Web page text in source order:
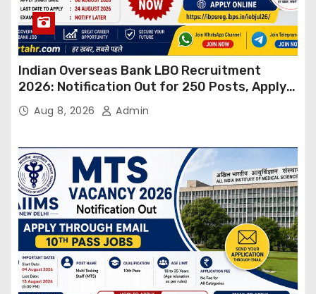
Indian Overseas Bank LBO Recruitment
2026: Notification Out for 250 Posts, Apply
OnlineAug 8, 2026 Admin